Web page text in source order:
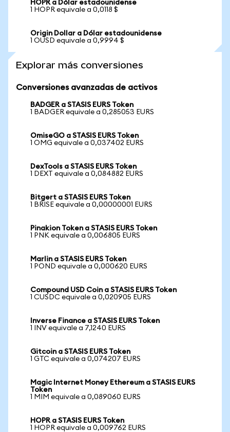
HOPR a Dólar estadounidense
1 HOPR equivale a 0,0118 $
Origin Dollar a Dólar estadounidense
1 OUSD equivale a 0,9994 $
Explorar más conversiones
Conversiones avanzadas de activos
BADGER a STASIS EURS Token
1 BADGER equivale a 0,285053 EURS
OmiseGO a STASIS EURS Token
1 OMG equivale a 0,037402 EURS
DexTools a STASIS EURS Token
1 DEXT equivale a 0,084882 EURS
Bitgert a STASIS EURS Token
1 BRISE equivale a 0,00000001 EURS
Pinakion Token a STASIS EURS Token
1 PNK equivale a 0,006805 EURS
Marlin a STASIS EURS Token
1 POND equivale a 0,000620 EURS
Compound USD Coin a STASIS EURS Token
1 CUSDC equivale a 0,020905 EURS
Inverse Finance a STASIS EURS Token
1 INV equivale a 7,1240 EURS
Gitcoin a STASIS EURS Token
1 GTC equivale a 0,074207 EURS
Magic Internet Money Ethereum a STASIS EURS
Token
1 MIM equivale a 0,089060 EURS
HOPR a STASIS EURS Token
1 HOPR equivale a 0,009762 EURS